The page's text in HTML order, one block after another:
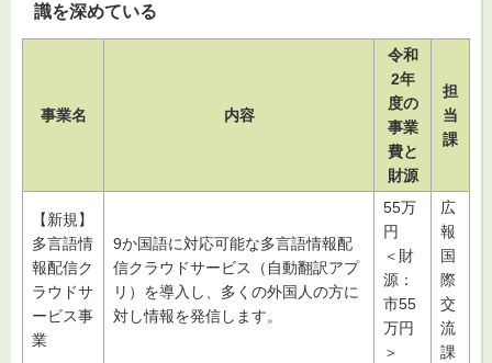
識を深めている
事業名 内容
令和
2年
度の
事業
費と
財源
担
当
課
【新規】
多言語情
報配信ク
ラウドサ
ービス事
業
9か国語に対応可能な多言語情報配
信クラウドサービス（自動翻訳アプ
リ）を導入し、多くの外国人の方に
対し情報を発信します。
55万
円
＜財
源：
市55
万円
＞
広
報
国
際
交
流
課